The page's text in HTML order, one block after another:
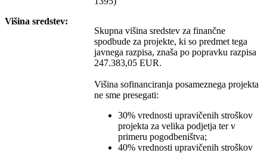
Višina sredstev:
Skupna višina sredstev za finančne
spodbude za projekte, ki so predmet tega
javnega razpisa, znaša po popravku razpisa
247.383,05 EUR.
Višina sofinanciranja posameznega projekta
ne sme presegati:
30% vrednosti upravičenih stroškov
projekta za velika podjetja ter v
primeru pogodbeništva;
40% vrednosti upravičenih stroškov